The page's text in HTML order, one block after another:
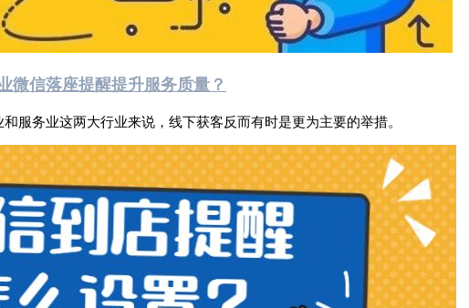
微信落座提醒提升服务质量？
服务业这两大行业来说，线下获客反而有时是更为主要的举措。